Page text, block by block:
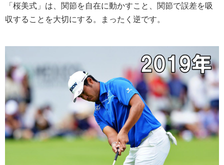
「桜美式」は、関節を自在に動かすこと、関節で誤差を吸
収することを大切にする。まったく逆です。